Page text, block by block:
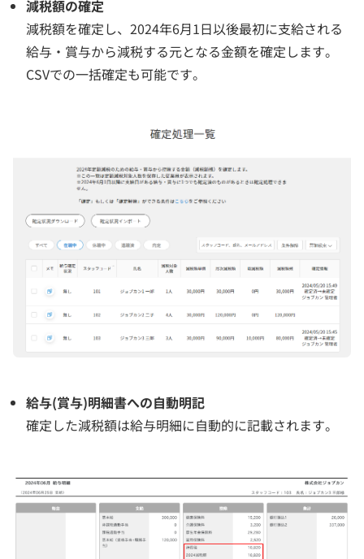
減税額の確定
減税額を確定し、2024年6月1日以後最初に支給される
給与・賞与から減税する元となる金額を確定します。
CSVでの一括確定も可能です。
給与(賞与)明細書への自動明記
確定した減税額は給与明細に自動的に記載されます。